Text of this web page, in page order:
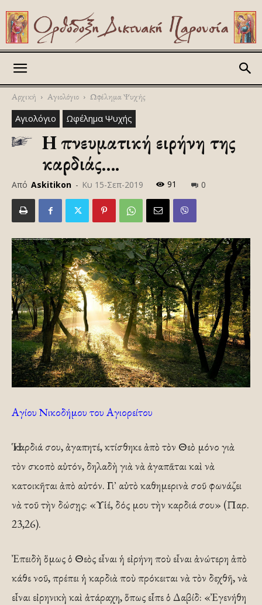
Αρχική Αγιολόγιο Ωφέλημα Ψυχής
Αγιολόγιο Ωφέλημα Ψυχής
Η πνευματική ειρήνη της
καρδιάς….
Από Askitikon - Κυ 15-Σεπ-2019 91 0
Αγίου Νικοδήμου του Αγιορείτου
Ἡ καρδιά σου, ἀγαπητέ, κτίσθηκε ἀπὸ τὸν Θεὸ μόνο γιὰ
τὸν σκοπὸ αὐτόν, δηλαδὴ γιὰ νὰ ἀγαπᾶται καὶ νὰ
κατοικῆται ἀπὸ αὐτόν. Γι᾿ αὐτὸ καθημερινὰ σοῦ φωνάζει
νὰ τοῦ τὴν δώσῃς: «Υἱέ, δός μου τὴν καρδιά σου» (Παρ.
23,26).
Ἐπειδὴ ὅμως ὁ Θεὸς εἶναι ἡ εἰρήνη ποὺ εἶναι ἀνώτερη ἀπὸ
κάθε νοῦ, πρέπει ἡ καρδιὰ ποὺ πρόκειται νὰ τὸν δεχθῆ, νὰ
εἶναι εἰρηνικὴ καὶ ἀτάραχη, ὅπως εἶπε ὁ Δαβίδ: «Ἐγενήθη